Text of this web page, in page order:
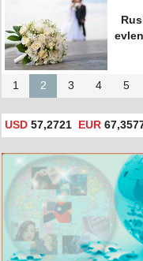
1 2 3 4 5
USD 57,2721 EUR